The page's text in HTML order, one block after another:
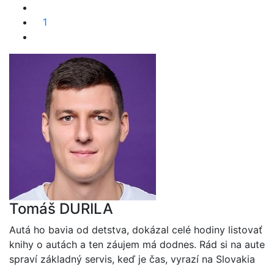
1
Tomáš DURILA
Autá ho bavia od detstva, dokázal celé hodiny listovať
knihy o autách a ten záujem má dodnes. Rád si na aute
spraví základný servis, keď je čas, vyrazí na Slovakia